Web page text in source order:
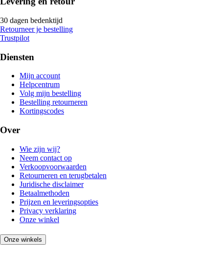
30 dagen bedenktijd
Retourneer je bestelling
Trustpilot
Diensten
Mijn account
Helpcentrum
Volg mijn bestelling
Bestelling retourneren
Kortingscodes
Over
Wie zijn wij?
Neem contact op
Verkoopvoorwaarden
Retourneren en terugbetalen
Juridische disclaimer
Betaalmethoden
Prijzen en leveringsopties
Privacy verklaring
Onze winkel
Onze winkels